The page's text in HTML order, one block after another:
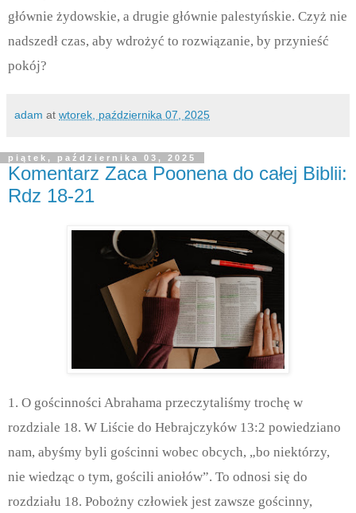
głównie żydowskie, a drugie głównie palestyńskie. Czyż nie
nadszedł czas, aby wdrożyć to rozwiązanie, by przynieść
pokój?
adam at wtorek, października 07, 2025
piątek, października 03, 2025
Komentarz Zaca Poonena do całej Biblii:
Rdz 18-21
1. O gościnności Abrahama przeczytaliśmy trochę w
rozdziale 18. W Liście do Hebrajczyków 13:2 powiedziano
nam, abyśmy byli gościnni wobec obcych, „bo niektórzy,
nie wiedząc o tym, gościli aniołów”. To odnosi się do
rozdziału 18. Pobożny człowiek jest zawsze gościnny,